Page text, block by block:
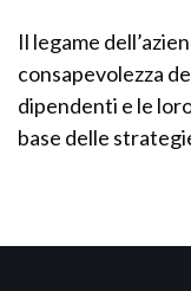
Il legame
consapevolezza
dipendenti e le
base delle